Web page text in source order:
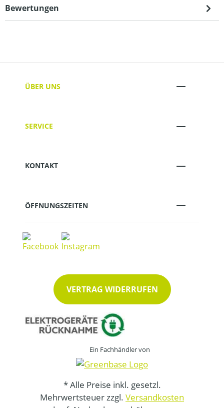
Bewertungen
ÜBER UNS
SERVICE
KONTAKT
ÖFFNUNGSZEITEN
VERTRAG WIDERRUFEN
Ein Fachhändler von
* Alle Preise inkl. gesetzl.
Mehrwertsteuer zzgl. Versandkosten